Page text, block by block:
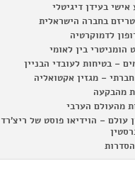
אישי בעידן דיגיטלי
בחברה הישראלית
לדמוקרטיה
הומניטרי בין לאומי
– בטיחות לעובדי הבניין
– מגזין אקטואליה
מהבקעה
מהעולם הערבי
עולם – הוידיאו פוסט של ריצ'רד